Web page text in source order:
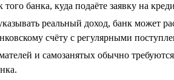
того банка, куда подаёте заявку на
реальный доход, банк может
счёту с регулярными
и самозанятых обычно